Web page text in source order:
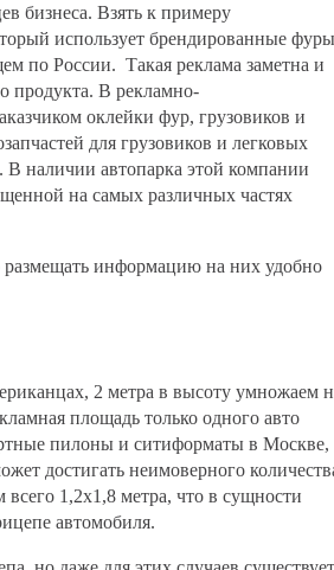
бизнеса. Взять к примеру
использует брендированные фуры
по России. Такая реклама заметна и
продукта. В рекламно-
оклейки фур, грузовиков и
для грузовиков и легковых
наличии автопарка этой компании
на самых различных частях
информацию на них удобно
2 метра в высоту умножаем
площадь только одного авто
пилоны и ситиформаты в Москве,
достигать неимоверного
всего 1,2х1,8 метра, что в сущности
автомобиля.